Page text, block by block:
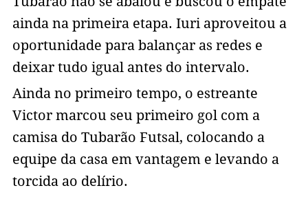
ainda na primeira etapa. Iuri aproveitou a
oportunidade para balançar as redes e
deixar tudo igual antes do intervalo.
Ainda no primeiro tempo, o estreante
Victor marcou seu primeiro gol com a
camisa do Tubarão Futsal, colocando a
equipe da casa em vantagem e levando a
torcida ao delírio.